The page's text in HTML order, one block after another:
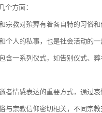
个方面：
宗教对殡葬有着各自特的习俗
个人的私事，也是社会活动的
含一系列仪式，如告别仪式、
者情感表达的重要方式，通过
与宗教信仰密切相关，不同宗